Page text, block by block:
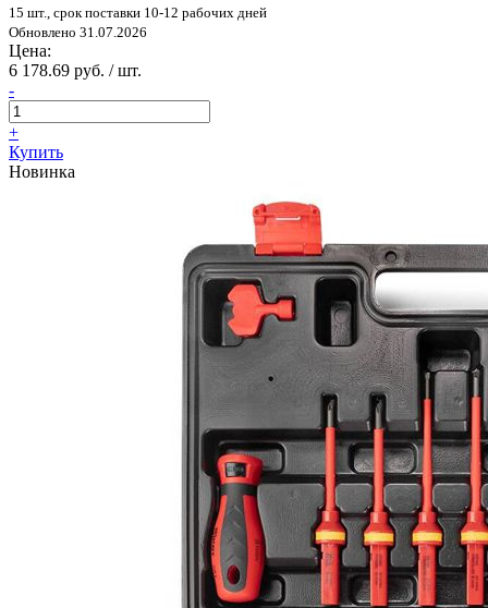
15 шт., срок поставки 10-12 рабочих дней
Обновлено 31.07.2026
Цена:
6 178.69 руб. / шт.
-
+
Купить
Новинка